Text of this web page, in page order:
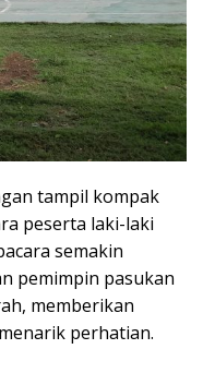
tampil kompak
peserta laki-laki
semakin
pemimpin pasukan
memberikan
perhatian.